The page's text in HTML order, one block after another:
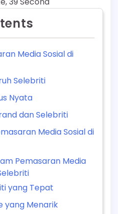
Media Sosial di
Selebriti
Nyata
dan Selebriti
Media Sosial di
Pemasaran Media
yang Tepat
yang Menarik